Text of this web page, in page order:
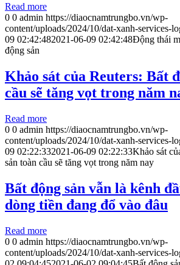
Read more
0 0 admin https://diaocnamtrungbo.vn/wp-
content/uploads/2024/10/dat-xanh-services-
09 02:42:482021-06-09 02:42:48Động thái
động sản
Khảo sát của Reuters: Bất
cầu sẽ tăng vọt trong năm
Read more
0 0 admin https://diaocnamtrungbo.vn/wp-
content/uploads/2024/10/dat-xanh-services-
09 02:22:332021-06-09 02:22:33Khảo sát
sản toàn cầu sẽ tăng vọt trong năm nay
Bất động sản vẫn là kênh
dòng tiền đang đổ vào đâu
Read more
0 0 admin https://diaocnamtrungbo.vn/wp-
content/uploads/2024/10/dat-xanh-services-